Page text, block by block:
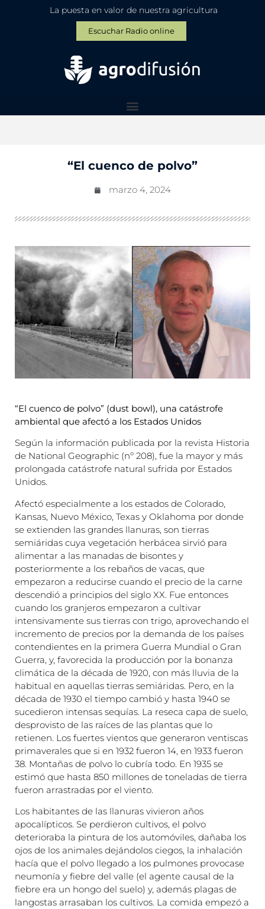
La puesta en valor de nuestra agricultura
Escuchar Radio online
“El cuenco de polvo”
marzo 4, 2024
“El cuenco de polvo” (dust bowl), una catástrofe
ambiental que afectó a los Estados Unidos
Según la información publicada por la revista Historia
de National Geographic (nº 208), fue la mayor y más
prolongada catástrofe natural sufrida por Estados
Unidos.
Afectó especialmente a los estados de Colorado,
Kansas, Nuevo México, Texas y Oklahoma por donde
se extienden las grandes llanuras, son tierras
semiáridas cuya vegetación herbácea sirvió para
alimentar a las manadas de bisontes y
posteriormente a los rebaños de vacas, que
empezaron a reducirse cuando el precio de la carne
descendió a principios del siglo XX. Fue entonces
cuando los granjeros empezaron a cultivar
intensivamente sus tierras con trigo, aprovechando el
incremento de precios por la demanda de los países
contendientes en la primera Guerra Mundial o Gran
Guerra, y, favorecida la producción por la bonanza
climática de la década de 1920, con más lluvia de la
habitual en aquellas tierras semiáridas. Pero, en la
década de 1930 el tiempo cambió y hasta 1940 se
sucedieron intensas sequías. La reseca capa de suelo,
desprovisto de las raíces de las plantas que lo
retienen. Los fuertes vientos que generaron ventiscas
primaverales que si en 1932 fueron 14, en 1933 fueron
38. Montañas de polvo lo cubría todo. En 1935 se
estimó que hasta 850 millones de toneladas de tierra
fueron arrastradas por el viento.
Los habitantes de las llanuras vivieron años
apocalípticos. Se perdieron cultivos, el polvo
deterioraba la pintura de los automóviles, dañaba los
ojos de los animales dejándolos ciegos, la inhalación
hacía que el polvo llegado a los pulmones provocase
neumonía y fiebre del valle (el agente causal de la
fiebre era un hongo del suelo) y, además plagas de
langostas arrasaban los cultivos. La comida empezó a